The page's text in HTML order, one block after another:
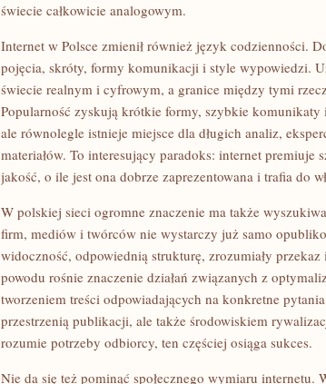
świecie całkowicie analogowym.
Internet w Polsce zmienił również język codzienności.
pojęcia, skróty, formy komunikacji i style wypowiedzi.
świecie realnym i cyfrowym, a granice między tymi
Popularność zyskują krótkie formy, szybkie
ale równolegle istnieje miejsce dla długich analiz,
materiałów. To interesujący paradoks: internet premiuje
jakość, o ile jest ona dobrze zaprezentowana i trafia do
W polskiej sieci ogromne znaczenie ma także
firm, mediów i twórców nie wystarczy już samo
widoczność, odpowiednią strukturę, zrozumiały
powodu rośnie znaczenie działań związanych z
tworzeniem treści odpowiadających na konkretne
przestrzenią publikacji, ale także środowiskiem
rozumie potrzeby odbiorcy, ten częściej osiąga sukces.
Nie da się też pominąć społecznego wymiaru internetu.